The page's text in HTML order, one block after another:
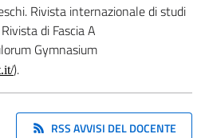
Rivista internazionale di studi
di Fascia A
Gymnasium
).
RSS AVVISI DEL DOCENTE